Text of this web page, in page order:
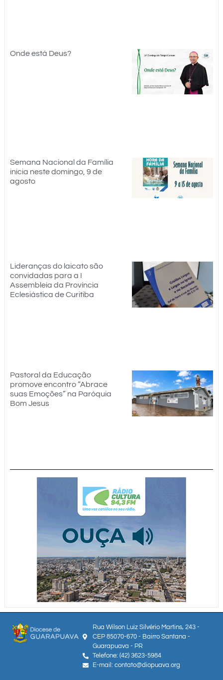
Onde está Deus?
Semana Nacional da Família
inicia neste domingo, 9 de
agosto
Lideranças do laicato são
convidadas para a I
Assembleia da Província
Eclesiástica de Curitiba
Pastoral da Educação
promove encontro “Abrace
suas Emoções” na Paróquia
Bom Jesus
Rua Wilson Luiz Silvério Martins, 243 -
CEP 85070-670 - Bairro Santana -
Guarapuava - PR
Telefone: (42) 3623-5984
E-mail: contato@diopuava.org